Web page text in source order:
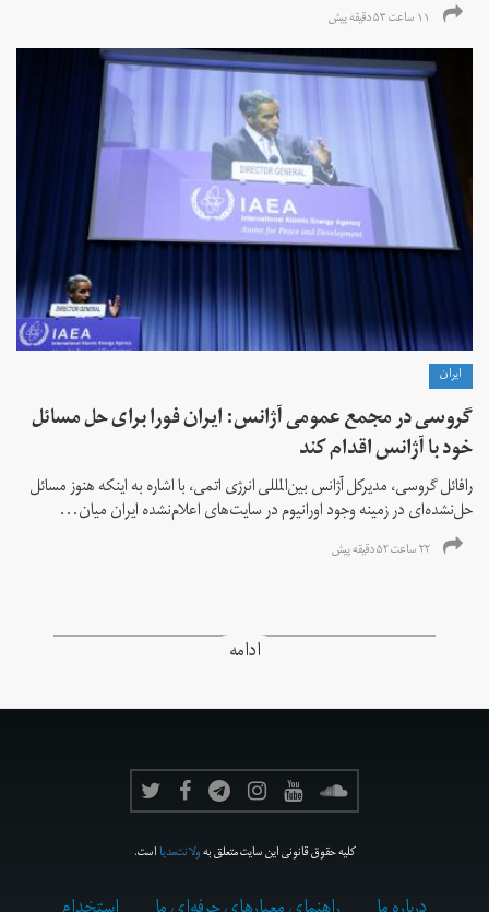
۱۱ ساعت ۵۳ دقیقه پیش
ايران
گروسی در مجمع عمومی آژانس: ایران فورا برای حل مسائل
خود با آژانس اقدام کند
رافائل گروسی، مدیرکل آژانس بین‌المللی انرژی اتمی، با اشاره به اینکه هنوز مسائل
حل‌نشده‌ای در زمینه وجود اورانیوم در سایت‌های اعلام‌نشده ایران میان...
۲۲ ساعت ۵۲ دقیقه پیش
ادامه
کلیه حقوق قانونی این سایت متعلق بهولانت‌مدیااست.